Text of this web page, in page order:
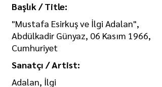
Başlık / Title:
"Mustafa Esirkuş ve İlgi Adalan",
Abdülkadir Günyaz, 06 Kasım 1966,
Cumhuriyet
Sanatçı / Artist:
Adalan, İlgi